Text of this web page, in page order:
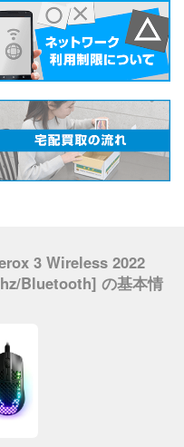
3 Wireless 2022
Bluetooth] の基本情